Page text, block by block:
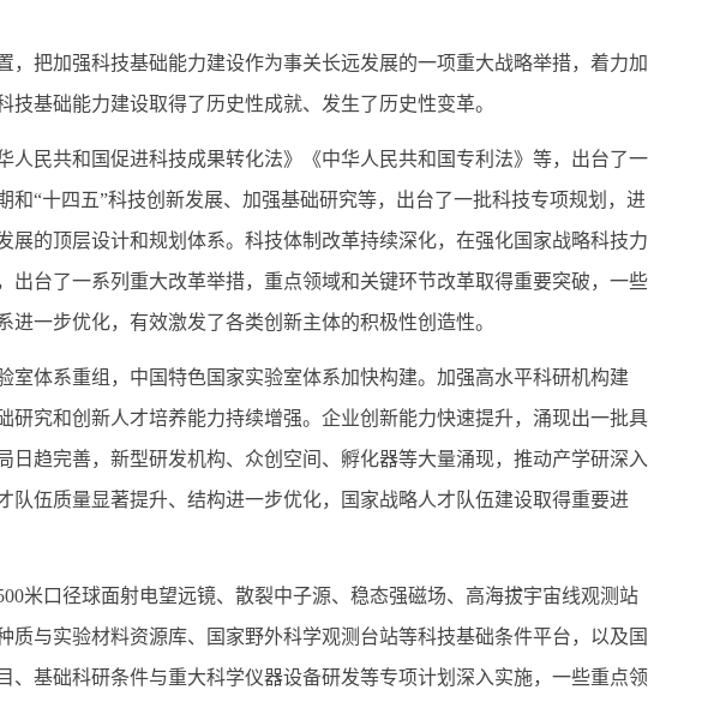
把加强科技基础能力建设作为事关长远发展的一项重大战略举措，着力加
基础能力建设取得了历史性成就、发生了历史性变革。
民共和国促进科技成果转化法》《中华人民共和国专利法》等，出台了一
“十四五”科技创新发展、加强基础研究等，出台了一批科技专项规划，进
的顶层设计和规划体系。科技体制改革持续深化，在强化国家战略科技力
台了一系列重大改革举措，重点领域和关键环节改革取得重要突破，一些
一步优化，有效激发了各类创新主体的积极性创造性。
体系重组，中国特色国家实验室体系加快构建。加强高水平科研机构建
究和创新人才培养能力持续增强。企业创新能力快速提升，涌现出一批具
趋完善，新型研发机构、众创空间、孵化器等大量涌现，推动产学研深入
伍质量显著提升、结构进一步优化，国家战略人才队伍建设取得重要进
口径球面射电望远镜、散裂中子源、稳态强磁场、高海拔宇宙线观测站
与实验材料资源库、国家野外科学观测台站等科技基础条件平台，以及国
基础科研条件与重大科学仪器设备研发等专项计划深入实施，一些重点领